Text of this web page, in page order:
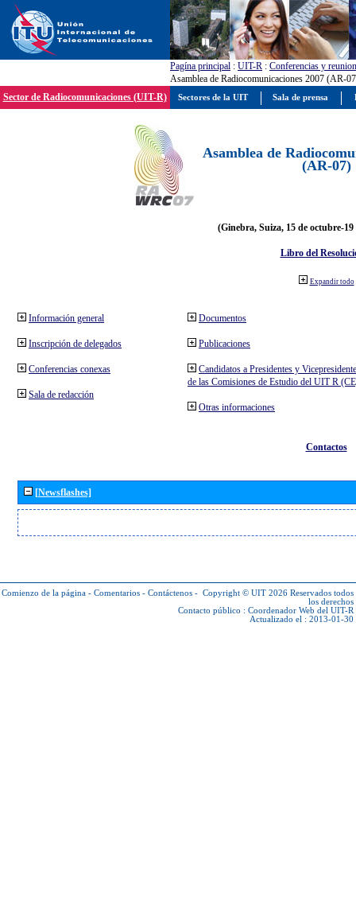
Pagína principal : UIT-R : Conferencias y
Asamblea de Radiocomunicaciones 2007 (AR-
Sector de Radiocomunicaciones (UIT-R)
Asamblea de
(AR-07)
(Ginebra, Suiza, 15 de octubre-19
Libro del
Expandir todo
Información general
Inscripción de delegados
Conferencias conexas
Sala de redacción
Documentos
Publicaciones
Candidatos a Presidentes y
de las Comisiones de Estudio del UIT R
Otras informaciones
Contactos
[Newsflashes]
Comienzo de la página - Comentarios - Contáctenos - Copyright © UIT 2026 Reservados todos
los derechos
Contacto público : Coordenador Web del UIT-R
Actualizado el : 2013-01-30
Sectores de la UIT Sala de prensa